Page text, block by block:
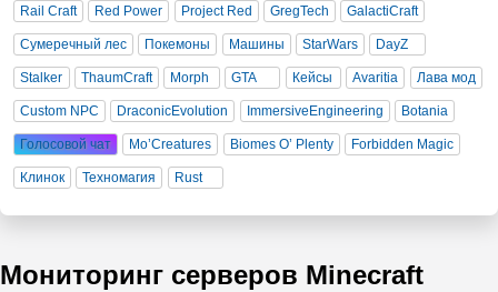
Rail Craft Red Power Project Red GregTech GalactiCraft
Сумеречный лес Покемоны Машины StarWars DayZ
Stalker ThaumCraft Morph GTA Кейсы Avaritia Лава мод
Custom NPC DraconicEvolution ImmersiveEngineering Botania
Голосовой чат Mo’Creatures Biomes O’ Plenty Forbidden Magic
Клинок Техномагия Rust
Мониторинг серверов Minecraft